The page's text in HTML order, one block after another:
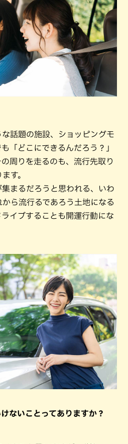
話題の施設、ショッピングモ
「どこにできるんだろう？」
周りを走るのも、流行先取り
す。
まるだろうと思われる、いわ
ら流行るであろう土地になる
イブすることも開運行動にな
ないことってありますか？